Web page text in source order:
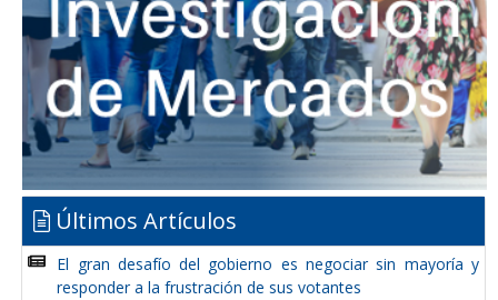
Últimos Artículos
El gran desafío del gobierno es negociar sin mayoría y
responder a la frustración de sus votantes